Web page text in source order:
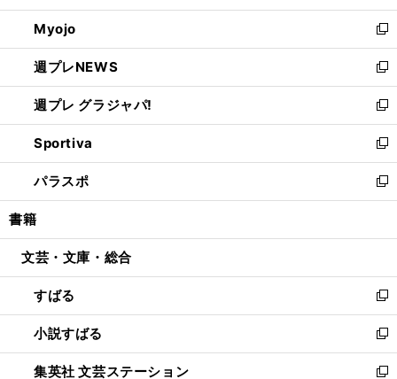
開
く
ウ
で
開
く
ン
ド
ウ
で
開
く
ウ
ィ
ン
ド
ウ
で
開
く
Myojo
新
し
い
ウ
ィ
ン
ド
ウ
で
開
週プレNEWS
新
し
い
ウ
ィ
ン
ド
ウ
開
週プレ グラジャパ!
新
し
い
ウ
ィ
ン
ウ
開
く
Sportiva
新
し
い
ウ
ン
ウ
で
開
く
パラスポ
新
し
ウ
ン
ド
ウ
で
開
く
書籍
文芸・文庫・総合
すばる
新
し
い
ウ
ィ
小説すばる
新
し
い
集英社 文芸ステーション
新